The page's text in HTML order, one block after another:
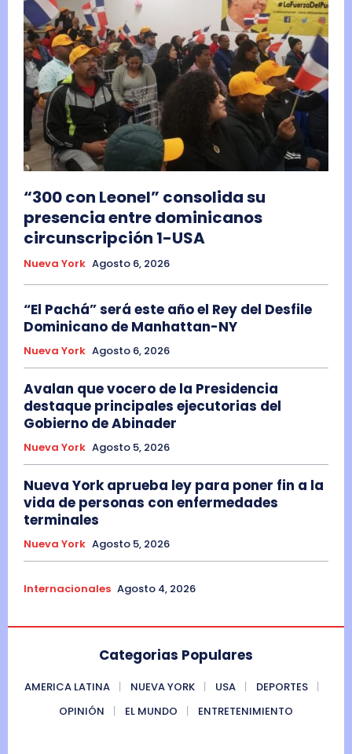
“300 con Leonel” consolida su
presencia entre dominicanos
circunscripción 1-USA
Nueva York Agosto 6, 2026
“El Pachá” será este año el Rey del Desfile
Dominicano de Manhattan-NY
Nueva York Agosto 6, 2026
Avalan que vocero de la Presidencia
destaque principales ejecutorias del
Gobierno de Abinader
Nueva York Agosto 5, 2026
Nueva York aprueba ley para poner fin a la
vida de personas con enfermedades
terminales
Nueva York Agosto 5, 2026
Internacionales Agosto 4, 2026
Categorias Populares
AMERICA LATINA NUEVA YORK USA
DEPORTES
OPINIÓN
EL MUNDO ENTRETENIMIENTO